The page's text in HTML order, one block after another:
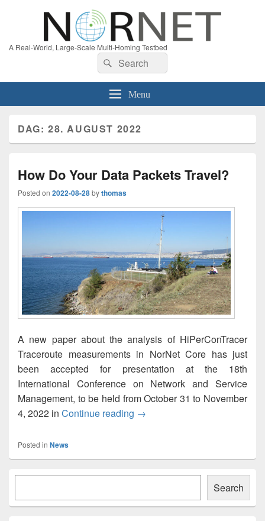
A Real-World, Large-Scale Multi-Homing Testbed
Search
for:
Search
Menu
DAG: 28. AUGUST 2022
How Do Your Data Packets Travel?
Posted on 2022-08-28bythomas
A new paper about the analysis of HiPerConTracer
Traceroute measurements in NorNet Core has just
been accepted for presentation at the 18th
International Conference on Network and Service
Management, to be held from October 31 to November
4, 2022 in Continue reading How Do Your Data Packets
→
Posted in News
Primary
Area
Search